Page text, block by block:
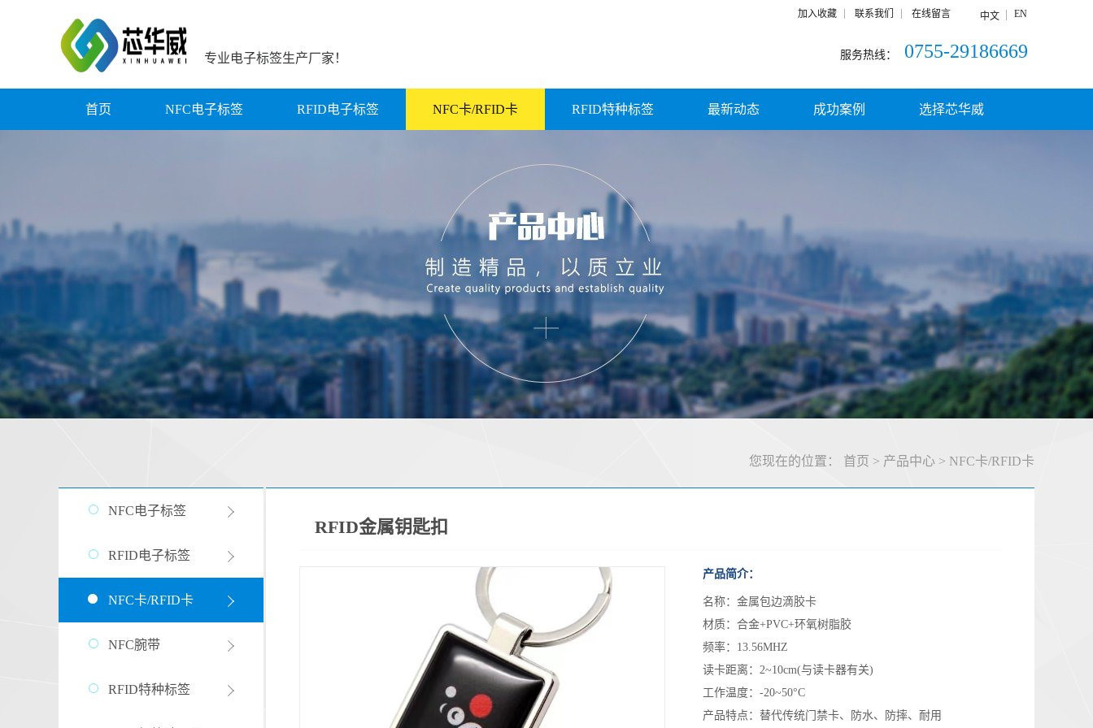
加入收藏 联系我们 在线留言 中文 EN
专业电子标签生产厂家！ 服务热线： 0755-29186669
首页 NFC电子标签 RFID电子标签 NFC卡/RFID卡 RFID特种标签 最新动态 成功案例 选择芯华威
您现在的位置： 首页 > 产品中心 > NFC卡/RFID卡
NFC电子标签
RFID电子标签
NFC卡/RFID卡
NFC腕带
RFID特种标签
RFID金属钥匙扣
产品简介：
名称： 金属包边滴胶卡
材质： 合金+PVC+环氧树脂胶
频率： 13.56MHZ
读卡距离： 2~10cm(与读卡器有关)
工作温度： -20~50°C
产品特点： 替代传统门禁卡、防水、防摔、耐用